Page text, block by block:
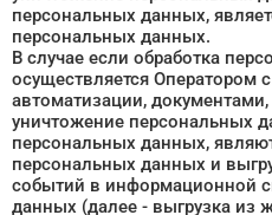
персональных данных,
персональных данных.
В случае если обработка
осуществляется Оператором
автоматизации,
уничтожение персональных
персональных данных,
персональных данных и
событий в информационной
данных (далее - выгрузка из